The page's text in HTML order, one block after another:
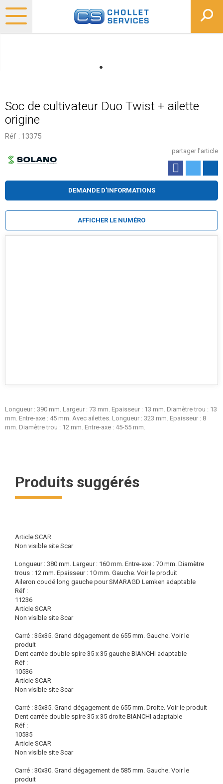
Soc de cultivateur Duo Twist + ailette
origine
Réf : 13375
partager l'article
Longueur : 390 mm. Largeur : 73 mm. Epaisseur : 13 mm. Diamètre trou : 13
mm. Entre-axe : 45 mm. Avec ailettes. Longueur : 323 mm. Epaisseur : 8
mm. Diamètre trou : 12 mm. Entre-axe : 45-55 mm.
DEMANDE D'INFORMATIONS
AFFICHER LE NUMÉRO
Produits suggérés
Article SCAR
Non visible site Scar
Longueur : 380 mm. Largeur : 160 mm. Entre-axe : 70 mm. Diamètre
trous : 12 mm. Epaisseur : 10 mm. Gauche. Voir le produit
Aileron coudé long gauche pour SMARAGD Lemken adaptable
Réf :
11236
Article SCAR
Non visible site Scar
Carré : 35x35. Grand dégagement de 655 mm. Gauche. Voir le
produit
Dent carrée double spire 35 x 35 gauche BIANCHI adaptable
Réf :
10536
Article SCAR
Non visible site Scar
Carré : 35x35. Grand dégagement de 655 mm. Droite. Voir le produit
Dent carrée double spire 35 x 35 droite BIANCHI adaptable
Réf :
10535
Article SCAR
Non visible site Scar
Carré : 30x30. Grand dégagement de 585 mm. Gauche. Voir le
produit